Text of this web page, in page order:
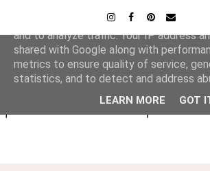
This site uses cookies from Google to
and to analyze traffic. Your IP address
shared with Google along with
metrics to ensure quality of service,
statistics, and to detect and address
LEARN MORE GOT